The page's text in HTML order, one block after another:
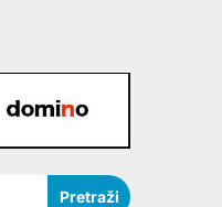
Pretraži